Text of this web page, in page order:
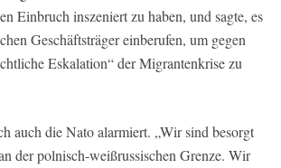
Einbruch inszeniert zu haben, und sagte, es
Geschäftsträger einberufen, um gegen
Eskalation“ der Migrantenkrise zu
auch die Nato alarmiert. „Wir sind besorgt
der polnisch-weißrussischen Grenze. Wir